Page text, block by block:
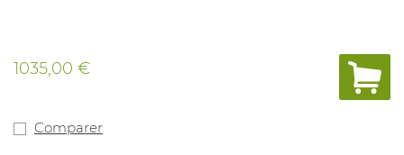
1035,00 €
Comparer